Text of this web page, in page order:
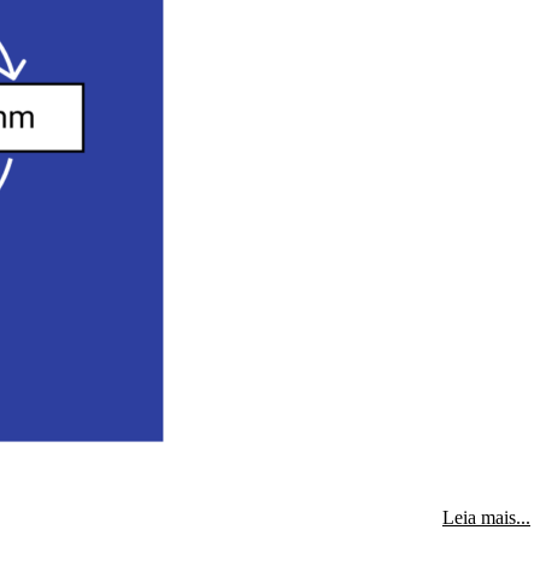
Leia mais...